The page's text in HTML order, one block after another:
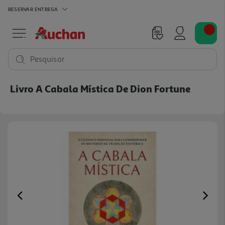
RESERVAR ENTREGA
Pesquisar
Livro A Cabala Mística De Dion Fortune
Previous